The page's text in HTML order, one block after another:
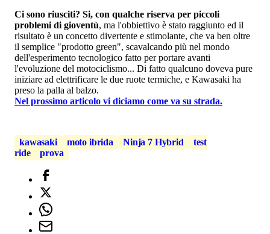
Ci sono riusciti? Si, con qualche riserva per piccoli
problemi di gioventù, ma l'obbiettivo è stato raggiunto ed il
risultato è un concetto divertente e stimolante, che va ben oltre
il semplice "prodotto green", scavalcando più nel mondo
dell'esperimento tecnologico fatto per portare avanti
l'evoluzione del motociclismo... Di fatto qualcuno doveva pure
iniziare ad elettrificare le due ruote termiche, e Kawasaki ha
preso la palla al balzo.
Nel prossimo articolo vi diciamo come va su strada.
kawasaki moto ibrida Ninja 7 Hybrid
test
ride
prova